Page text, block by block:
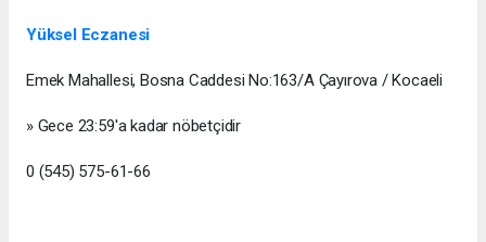
Yüksel Eczanesi
Emek Mahallesi, Bosna Caddesi No:163/A Çayırova / Kocaeli
» Gece 23:59'a kadar nöbetçidir
0 (545) 575-61-66